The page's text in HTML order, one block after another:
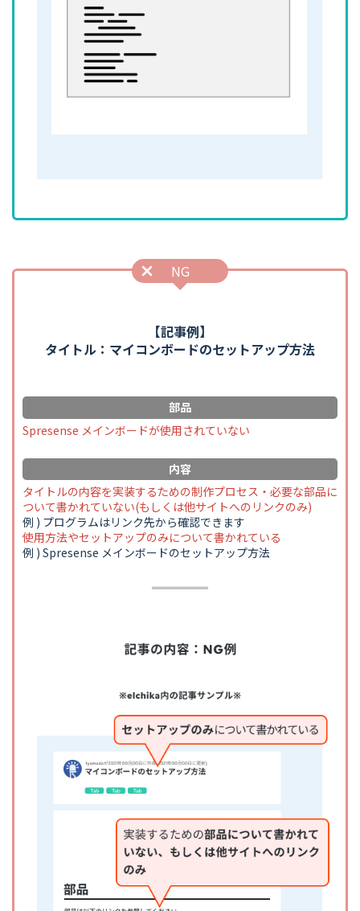
【記事例】
タイトル：マイコンボードのセットアップ方法
部品
Spresense メインボードが使用されていない
内容
タイトルの内容を実装するための制作プロセス・必要な部品に
ついて書かれていない(もしくは他サイトへのリンクのみ)
例 ) プログラムはリンク先から確認できます
使用方法やセットアップのみについて書かれている
例 ) Spresense メインボードのセットアップ方法